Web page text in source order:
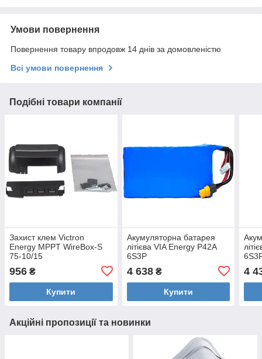
Умови повернення
Повернення товару впродовж 14 днів за домовленістю
Всі умови повернення
Подібні товари компанії
Захист клем Victron
Energy MPPT WireBox-S
75-10/15
956 ₴
Купити
Акумуляторна батарея
літієва VIA Energy P42A
6S3P
4 638₴
Купити
4
Акційні пропозиції та новинки